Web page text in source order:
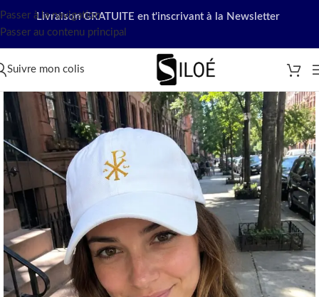
Passer à la navigation
Passer au contenu principal
Livraison GRATUITE en t'inscrivant à la Newsletter
Suivre mon colis